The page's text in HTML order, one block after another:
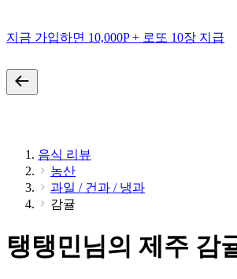
지금 가입하면 10,000P + 로또 10장 지급
음식 리뷰
농산
과일 / 건과 / 냉과
감귤
탱탱민님의 제주 감